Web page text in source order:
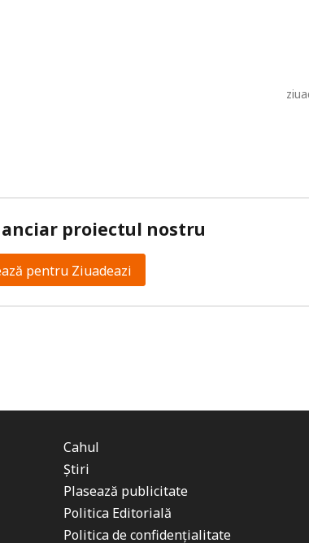
proiectul nostru
pentru Ziuadeazi
Cahul
Știri
Plasează publicitate
Politica Editorială
Politica de confidențialitate